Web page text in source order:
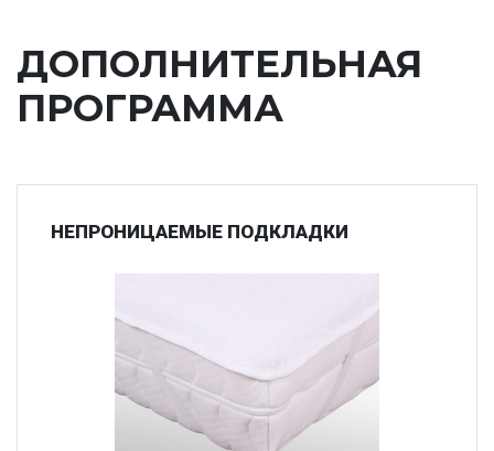
ДОПОЛНИТЕЛЬНАЯ
ПРОГРАММА
НЕПРОНИЦАЕМЫЕ ПОДКЛАДКИ